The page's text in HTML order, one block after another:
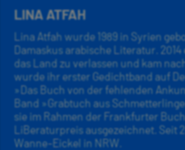
LINA ATFAH
Lina Atfah wurde 1989 in Syrien
Damaskus arabische Literatur.
das Land zu verlassen und kam
wurde ihr erster Gedichtband auf
»Das Buch von der fehlenden
Band »Grabtuch aus
sie im Rahmen der Frankfurter
LiBeraturpreis ausgezeichnet. Seit
Wanne-Eickel in NRW.